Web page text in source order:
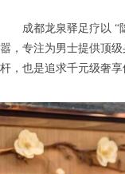
成都龙泉驿足疗以 “隐
嚣，专注为男士提供顶
杆，也是追求千元级奢享